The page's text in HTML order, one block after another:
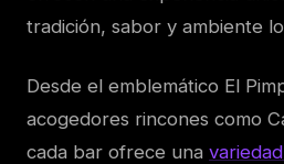
tradición, sabor y ambiente
Desde el emblemático El
acogedores rincones como
cada bar ofrece una